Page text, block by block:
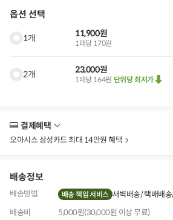
옵션 선택
1개 11,900원
1매당 170원
2개 23,000원
1매당 164원 단위당 최저가
결제혜택
보
오아시스 삼성카드 최대 14만원 혜택
배송정보
배송방법 배송 책임 서비스 새벽배송 택배배송
배송비
5,000원(30,000원 이상 무료)